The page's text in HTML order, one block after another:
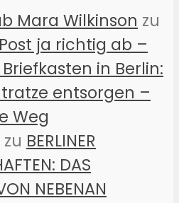
Mara Wilkinson zu
ja richtig ab –
in Berlin:
entsorgen –
Weg
zu BERLINER
DAS
NEBENAN